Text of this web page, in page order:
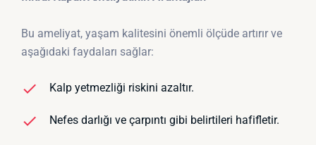
Bu ameliyat, yaşam kalitesini önemli ölçüde artırır ve
aşağıdaki faydaları sağlar:
Kalp yetmezliği riskini azaltır.
Nefes darlığı ve çarpıntı gibi belirtileri hafifletir.